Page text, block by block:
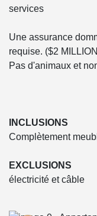
services
Une assurance
requise. ($2
Pas d'animaux et
INCLUSIONS
Complètement
EXCLUSIONS
électricité et câble